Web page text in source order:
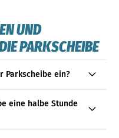
UND
PARKSCHEIBE
Parkscheibe ein?
eine halbe Stunde